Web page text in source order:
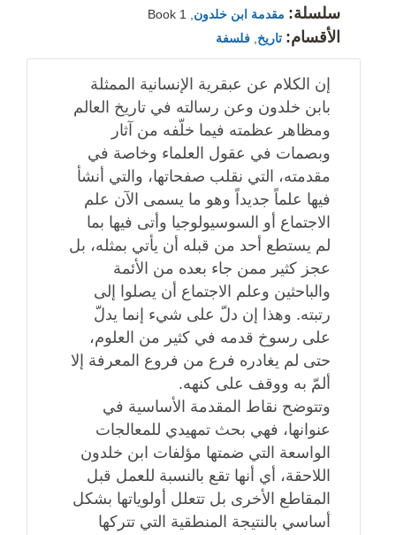
سلسلة: مقدمة ابن خلدون, Book 1
الأقسام: تاريخ, فلسفة
إن الكلام عن عبقرية الإنسانية الممثلة
بابن خلدون وعن رسالته في تاريخ العالم
ومظاهر عظمته فيما خلّفه من آثار
وبصمات في عقول العلماء وخاصة في
مقدمته، التي نقلب صفحاتها، والتي أنشأ
فيها علماً جديداً وهو ما يسمى الآن علم
الاجتماع أو السوسيولوجيا وأتى فيها بما
لم يستطع أحد من قبله أن يأتي بمثله، بل
عجز كثير ممن جاء بعده من الأئمة
والباحثين وعلم الاجتماع أن يصلوا إلى
رتبته. وهذا إن دلّ على شيء إنما يدلّ
على رسوخ قدمه في كثير من العلوم،
حتى لم يغادره فرع من فروع المعرفة إلا
ألمّ به ووقف على كنهه.
وتتوضح نقاط المقدمة الأساسية في
عنوانها، فهي بحث تمهيدي للمعالجات
الواسعة التي ضمتها مؤلفات ابن خلدون
اللاحقة، أي أنها تقع بالنسبة للعمل قبل
المقاطع الأخرى بل تتعلل أولوياتها بشكل
أساسي بالنتيجة المنطقية التي تتركها